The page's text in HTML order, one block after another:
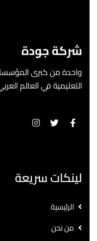
شركة جودة
واحدة من كبرى
التعليمية في العالم
لينكات سريعة
الرئيسية
من نحن